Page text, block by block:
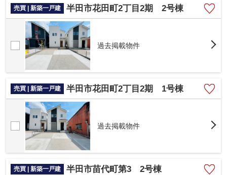
売買 | 新築一戸建 半田市花田町2丁目2期 2号棟
過去掲載物件
売買 | 新築一戸建 半田市花田町2丁目2期 1号棟
過去掲載物件
売買 | 新築一戸建 半田市苗代町第3 2号棟